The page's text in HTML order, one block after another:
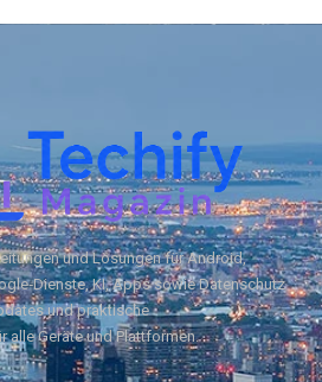
und Lösungen für Android,
KI, Apps sowie Datenschutz
und praktische
alle Geräte und Plattformen.